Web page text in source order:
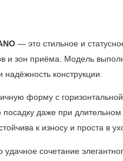
— это стильное и
и зон приёма. Модель
конструкции.
форму с
даже при длительном
к износу и проста в
удачное сочетание